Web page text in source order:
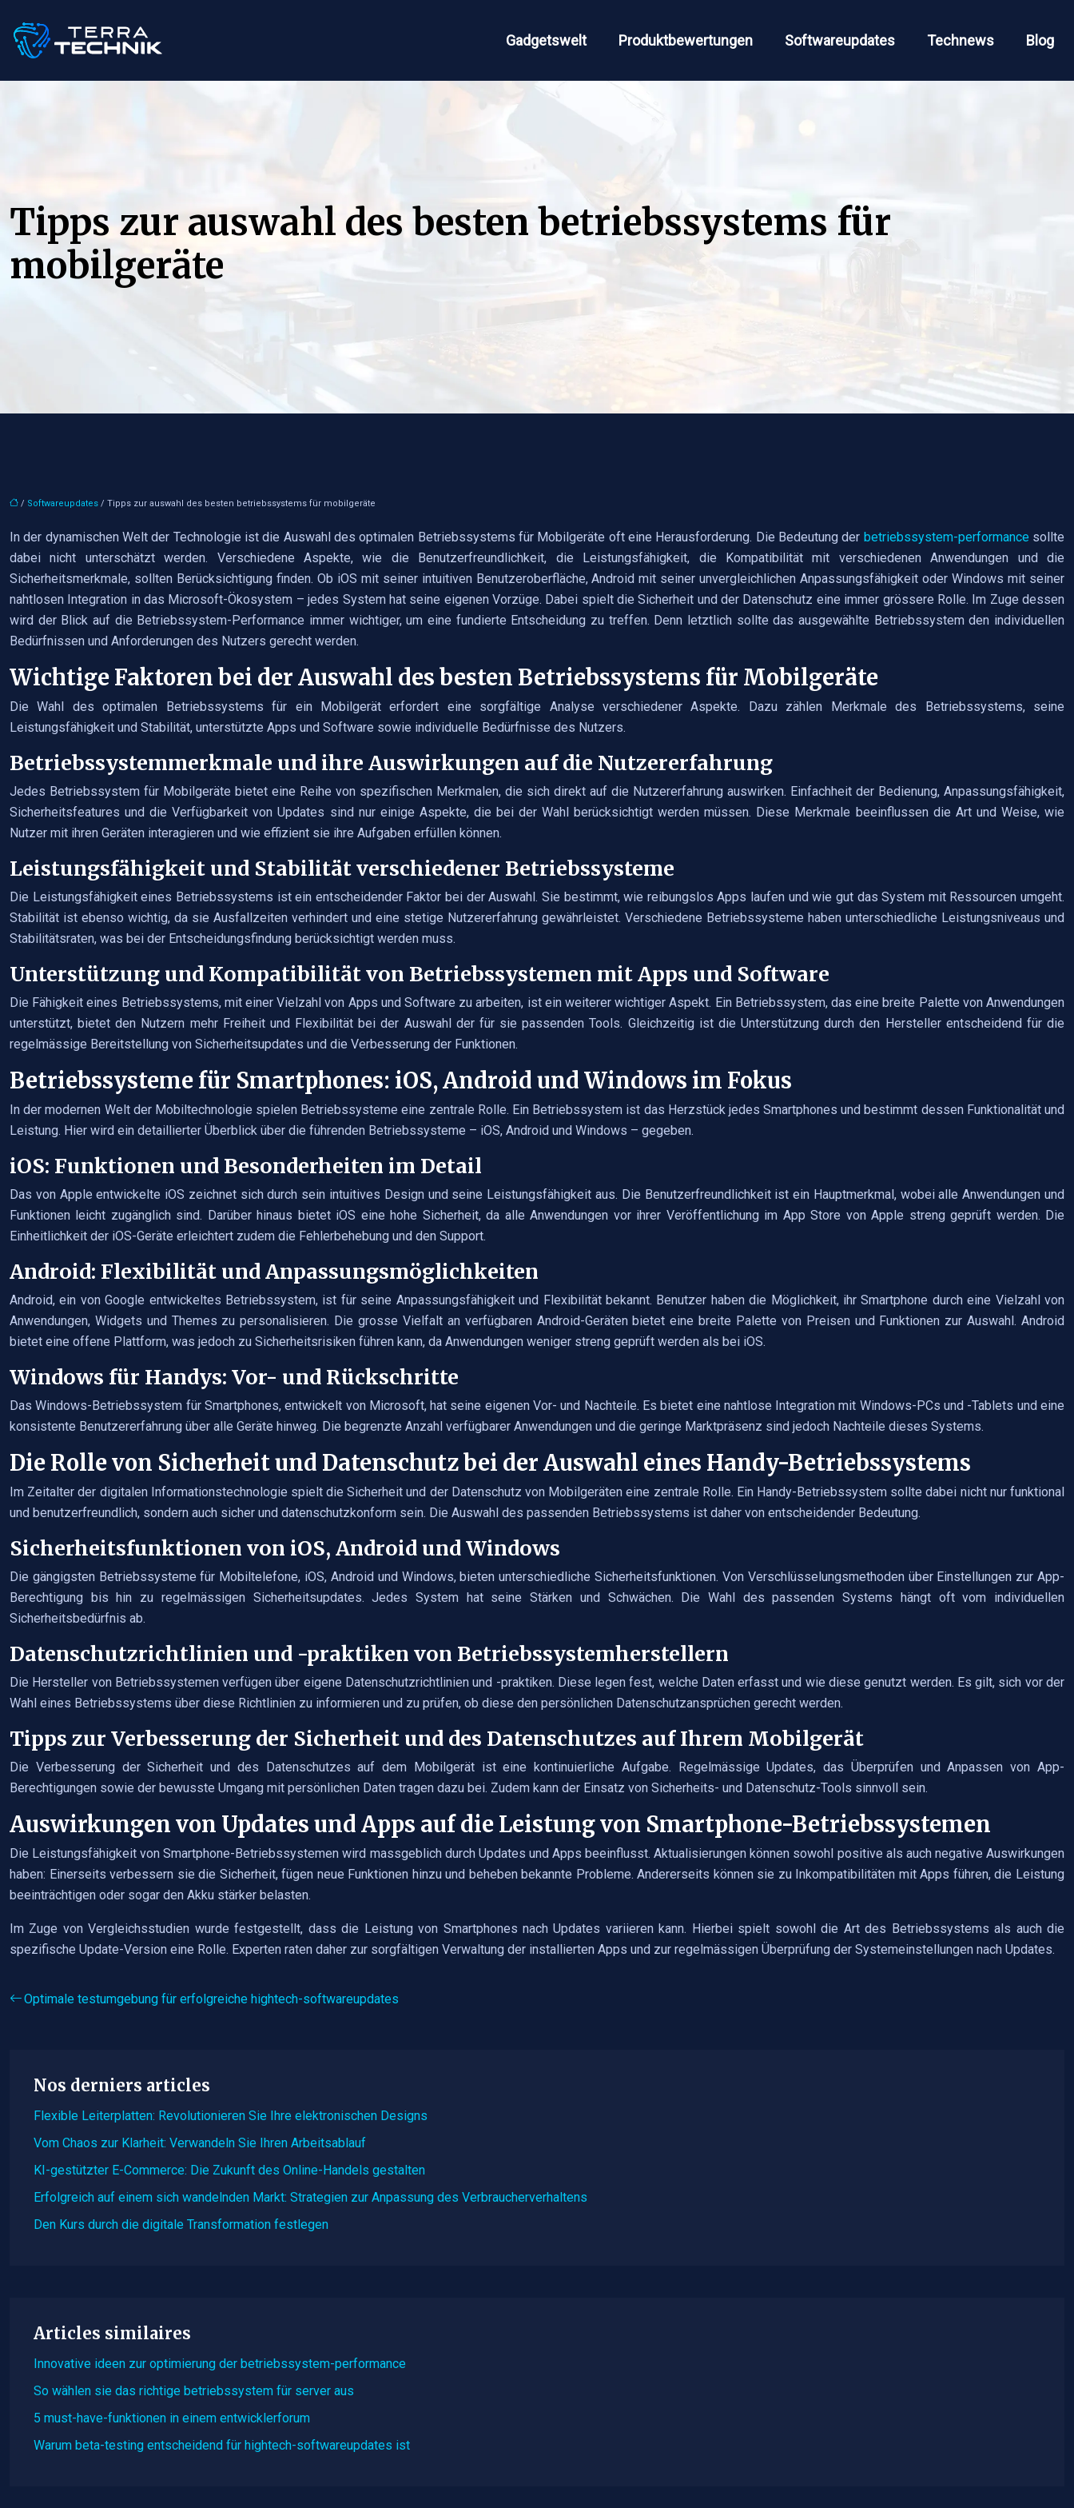
Gadgetswelt Produktbewertungen Softwareupdates Technews Blog
Tipps zur auswahl des besten betriebssystems für
mobilgeräte
/ Softwareupdates / Tipps zur auswahl des besten betriebssystems für mobilgeräte
In der dynamischen Welt der Technologie ist die Auswahl des optimalen Betriebssystems für Mobilgeräte oft eine Herausforderung. Die Bedeutung der betriebssystem-performance sollte
dabei nicht unterschätzt werden. Verschiedene Aspekte, wie die Benutzerfreundlichkeit, die Leistungsfähigkeit, die Kompatibilität mit verschiedenen Anwendungen und die
Sicherheitsmerkmale, sollten Berücksichtigung finden. Ob iOS mit seiner intuitiven Benutzeroberfläche, Android mit seiner unvergleichlichen Anpassungsfähigkeit oder Windows mit seiner
nahtlosen Integration in das Microsoft-Ökosystem – jedes System hat seine eigenen Vorzüge. Dabei spielt die Sicherheit und der Datenschutz eine immer grössere Rolle. Im Zuge dessen
wird der Blick auf die Betriebssystem-Performance immer wichtiger, um eine fundierte Entscheidung zu treffen. Denn letztlich sollte das ausgewählte Betriebssystem den individuellen
Bedürfnissen und Anforderungen des Nutzers gerecht werden.
Wichtige Faktoren bei der Auswahl des besten Betriebssystems für Mobilgeräte
Die Wahl des optimalen Betriebssystems für ein Mobilgerät erfordert eine sorgfältige Analyse verschiedener Aspekte. Dazu zählen Merkmale des Betriebssystems, seine
Leistungsfähigkeit und Stabilität, unterstützte Apps und Software sowie individuelle Bedürfnisse des Nutzers.
Betriebssystemmerkmale und ihre Auswirkungen auf die Nutzererfahrung
Jedes Betriebssystem für Mobilgeräte bietet eine Reihe von spezifischen Merkmalen, die sich direkt auf die Nutzererfahrung auswirken. Einfachheit der Bedienung, Anpassungsfähigkeit,
Sicherheitsfeatures und die Verfügbarkeit von Updates sind nur einige Aspekte, die bei der Wahl berücksichtigt werden müssen. Diese Merkmale beeinflussen die Art und Weise, wie
Nutzer mit ihren Geräten interagieren und wie effizient sie ihre Aufgaben erfüllen können.
Leistungsfähigkeit und Stabilität verschiedener Betriebssysteme
Die Leistungsfähigkeit eines Betriebssystems ist ein entscheidender Faktor bei der Auswahl. Sie bestimmt, wie reibungslos Apps laufen und wie gut das System mit Ressourcen umgeht.
Stabilität ist ebenso wichtig, da sie Ausfallzeiten verhindert und eine stetige Nutzererfahrung gewährleistet. Verschiedene Betriebssysteme haben unterschiedliche Leistungsniveaus und
Stabilitätsraten, was bei der Entscheidungsfindung berücksichtigt werden muss.
Unterstützung und Kompatibilität von Betriebssystemen mit Apps und Software
Die Fähigkeit eines Betriebssystems, mit einer Vielzahl von Apps und Software zu arbeiten, ist ein weiterer wichtiger Aspekt. Ein Betriebssystem, das eine breite Palette von Anwendungen
unterstützt, bietet den Nutzern mehr Freiheit und Flexibilität bei der Auswahl der für sie passenden Tools. Gleichzeitig ist die Unterstützung durch den Hersteller entscheidend für die
regelmässige Bereitstellung von Sicherheitsupdates und die Verbesserung der Funktionen.
Betriebssysteme für Smartphones: iOS, Android und Windows im Fokus
In der modernen Welt der Mobiltechnologie spielen Betriebssysteme eine zentrale Rolle. Ein Betriebssystem ist das Herzstück jedes Smartphones und bestimmt dessen Funktionalität und
Leistung. Hier wird ein detaillierter Überblick über die führenden Betriebssysteme – iOS, Android und Windows – gegeben.
iOS: Funktionen und Besonderheiten im Detail
Das von Apple entwickelte iOS zeichnet sich durch sein intuitives Design und seine Leistungsfähigkeit aus. Die Benutzerfreundlichkeit ist ein Hauptmerkmal, wobei alle Anwendungen und
Funktionen leicht zugänglich sind. Darüber hinaus bietet iOS eine hohe Sicherheit, da alle Anwendungen vor ihrer Veröffentlichung im App Store von Apple streng geprüft werden. Die
Einheitlichkeit der iOS-Geräte erleichtert zudem die Fehlerbehebung und den Support.
Android: Flexibilität und Anpassungsmöglichkeiten
Android, ein von Google entwickeltes Betriebssystem, ist für seine Anpassungsfähigkeit und Flexibilität bekannt. Benutzer haben die Möglichkeit, ihr Smartphone durch eine Vielzahl von
Anwendungen, Widgets und Themes zu personalisieren. Die grosse Vielfalt an verfügbaren Android-Geräten bietet eine breite Palette von Preisen und Funktionen zur Auswahl. Android
bietet eine offene Plattform, was jedoch zu Sicherheitsrisiken führen kann, da Anwendungen weniger streng geprüft werden als bei iOS.
Windows für Handys: Vor- und Rückschritte
Das Windows-Betriebssystem für Smartphones, entwickelt von Microsoft, hat seine eigenen Vor- und Nachteile. Es bietet eine nahtlose Integration mit Windows-PCs und -Tablets und eine
konsistente Benutzererfahrung über alle Geräte hinweg. Die begrenzte Anzahl verfügbarer Anwendungen und die geringe Marktpräsenz sind jedoch Nachteile dieses Systems.
Die Rolle von Sicherheit und Datenschutz bei der Auswahl eines Handy-Betriebssystems
Im Zeitalter der digitalen Informationstechnologie spielt die Sicherheit und der Datenschutz von Mobilgeräten eine zentrale Rolle. Ein Handy-Betriebssystem sollte dabei nicht nur funktional
und benutzerfreundlich, sondern auch sicher und datenschutzkonform sein. Die Auswahl des passenden Betriebssystems ist daher von entscheidender Bedeutung.
Sicherheitsfunktionen von iOS, Android und Windows
Die gängigsten Betriebssysteme für Mobiltelefone, iOS, Android und Windows, bieten unterschiedliche Sicherheitsfunktionen. Von Verschlüsselungsmethoden über Einstellungen zur App-
Berechtigung bis hin zu regelmässigen Sicherheitsupdates. Jedes System hat seine Stärken und Schwächen. Die Wahl des passenden Systems hängt oft vom individuellen
Sicherheitsbedürfnis ab.
Datenschutzrichtlinien und -praktiken von Betriebssystemherstellern
Die Hersteller von Betriebssystemen verfügen über eigene Datenschutzrichtlinien und -praktiken. Diese legen fest, welche Daten erfasst und wie diese genutzt werden. Es gilt, sich vor der
Wahl eines Betriebssystems über diese Richtlinien zu informieren und zu prüfen, ob diese den persönlichen Datenschutzansprüchen gerecht werden.
Tipps zur Verbesserung der Sicherheit und des Datenschutzes auf Ihrem Mobilgerät
Die Verbesserung der Sicherheit und des Datenschutzes auf dem Mobilgerät ist eine kontinuierliche Aufgabe. Regelmässige Updates, das Überprüfen und Anpassen von App-
Berechtigungen sowie der bewusste Umgang mit persönlichen Daten tragen dazu bei. Zudem kann der Einsatz von Sicherheits- und Datenschutz-Tools sinnvoll sein.
Auswirkungen von Updates und Apps auf die Leistung von Smartphone-Betriebssystemen
Die Leistungsfähigkeit von Smartphone-Betriebssystemen wird massgeblich durch Updates und Apps beeinflusst. Aktualisierungen können sowohl positive als auch negative Auswirkungen
haben: Einerseits verbessern sie die Sicherheit, fügen neue Funktionen hinzu und beheben bekannte Probleme. Andererseits können sie zu Inkompatibilitäten mit Apps führen, die Leistung
beeinträchtigen oder sogar den Akku stärker belasten.
Im Zuge von Vergleichsstudien wurde festgestellt, dass die Leistung von Smartphones nach Updates variieren kann. Hierbei spielt sowohl die Art des Betriebssystems als auch die
spezifische Update-Version eine Rolle. Experten raten daher zur sorgfältigen Verwaltung der installierten Apps und zur regelmässigen Überprüfung der Systemeinstellungen nach Updates.
Optimale testumgebung für erfolgreiche hightech-softwareupdates
Nos derniers articles
Flexible Leiterplatten: Revolutionieren Sie Ihre elektronischen Designs
Vom Chaos zur Klarheit: Verwandeln Sie Ihren Arbeitsablauf
KI-gestützter E-Commerce: Die Zukunft des Online-Handels gestalten
Erfolgreich auf einem sich wandelnden Markt: Strategien zur Anpassung des Verbraucherverhaltens
Den Kurs durch die digitale Transformation festlegen
Articles similaires
Innovative ideen zur optimierung der betriebssystem-performance
So wählen sie das richtige betriebssystem für server aus
5 must-have-funktionen in einem entwicklerforum
Warum beta-testing entscheidend für hightech-softwareupdates ist